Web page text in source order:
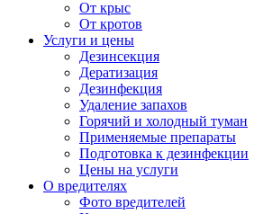
От крыс
От кротов
Услуги и цены
Дезинсекция
Дератизация
Дезинфекция
Удаление запахов
Горячий и холодный туман
Применяемые препараты
Подготовка к дезинфекции
Цены на услуги
О вредителях
Фото вредителей